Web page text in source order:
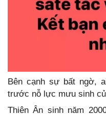
Bên cạnh sự bất ngờ,
trước nỗ lực mưu sinh
Thiên Ân sinh năm